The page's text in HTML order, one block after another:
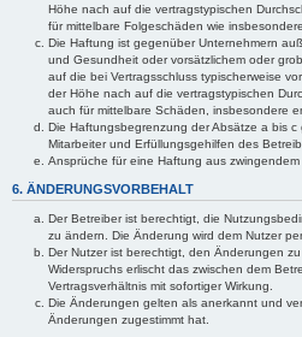
Höhe nach auf die vertragstypischen
für mittelbare Folgeschäden wie
Die Haftung ist gegenüber Unternehmern
und Gesundheit oder vorsätzlichem oder
auf die bei Vertragsschluss typischerweise
der Höhe nach auf die vertragstypischen
auch für mittelbare Schäden, insbesondere
Die Haftungsbegrenzung der Absätze a bis
Mitarbeiter und Erfüllungsgehilfen des
Ansprüche für eine Haftung aus
6. ÄNDERUNGSVORBEHALT
Der Betreiber ist berechtigt, die
zu ändern. Die Änderung wird dem Nutzer
Der Nutzer ist berechtigt, den Änderungen
Widerspruchs erlischt das zwischen dem
Vertragsverhältnis mit sofortiger Wirkung.
Die Änderungen gelten als anerkannt und
Änderungen zugestimmt hat.